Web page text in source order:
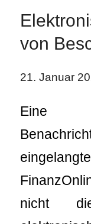
von
21. Januar
Eine
nicht